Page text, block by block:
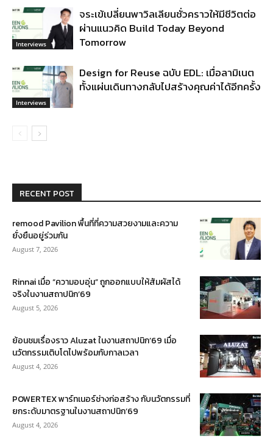
Interviews
จระเข้เปลี่ยนพาวิลเลียนชั่วคราวให้มีชีวิตต่อ
ผ่านแนวคิด Build Today Beyond
Tomorrow
Interviews
Design for Reuse ฉบับ EDL: เมื่อลามิเนต
ทั้งแผ่นเดินทางกลับไปสร้างคุณค่าได้อีกครั้ง
RECENT POST
remood Pavilion พื้นที่ที่ความสวยงามและความ
ยั่งยืนอยู่ร่วมกัน
August 7, 2026
Rinnai เมื่อ “ความอบอุ่น” ถูกออกแบบให้สัมผัสได้
จริงในงานสถาปนิก’69
August 5, 2026
ย้อนชมเรื่องราว Aluzat ในงานสถาปนิก’69 เมื่อ
นวัตกรรมเติบโตไปพร้อมกับกาลเวลา
August 4, 2026
POWERTEX พาร์ทเนอร์ช่างก่อสร้าง กับนวัตกรรมที่
ยกระดับมาตรฐานในงานสถาปนิก’69
August 4, 2026